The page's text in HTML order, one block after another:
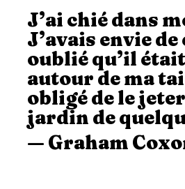
J’ai chié dans
J’avais envie
oublié qu’il
autour de ma
obligé de le
jardin de
— Graham